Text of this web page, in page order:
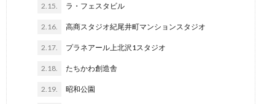
2.15. ラ・フェスタビル
2.16. 高商スタジオ紀尾井町マンションスタジオ
2.17. プラネアール上北沢1スタジオ
2.18. たちかわ創造舎
2.19. 昭和公園